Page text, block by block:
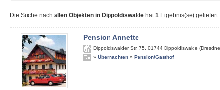
Die Suche nach allen Objekten in Dippoldiswalde hat1 Ergebnis(se) geliefert:
Pension Annette
Dippoldiswalder Str. 75 01744 Dippoldiswalde
» Übernachten » Pension/Gasthof